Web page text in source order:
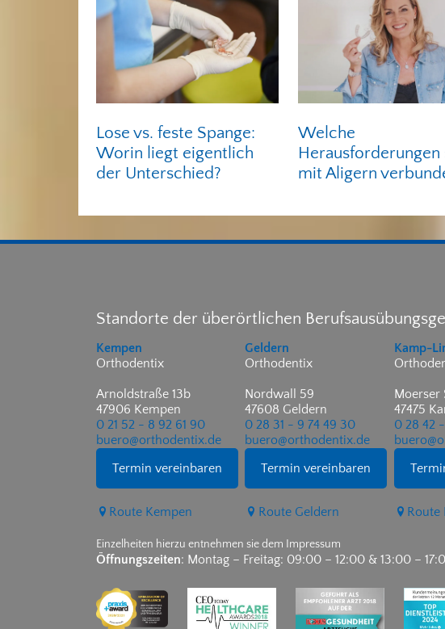
Lose vs. feste Spange:
Worin liegt eigentlich
der Unterschied?
Welche
Herausforderungen
mit Aligern
Standorte der überörtlichen
Kempen
Orthodentix
Arnoldstraße 13b
47906 Kempen
0 21 52 - 8 92 61 90
buero@orthodentix.de
Termin vereinbaren
Route Kempen
Geldern
Orthodentix
Nordwall 59
47608 Geldern
0 28 31 - 9 74 49 30
buero@orthodentix.de
Termin vereinbaren
Route Geldern
Kamp-
Moerser
47475
0 28 42
Einzelheiten hierzu entnehmen sie dem Impressum
Öffnungszeiten: Montag – Freitag: 09:00 – 12:00 & 13:00 –